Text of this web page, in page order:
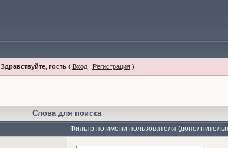
Здравствуйте, гость( Вход| Регистрация)
Слова для поиска
Фильтр по имени пользователя